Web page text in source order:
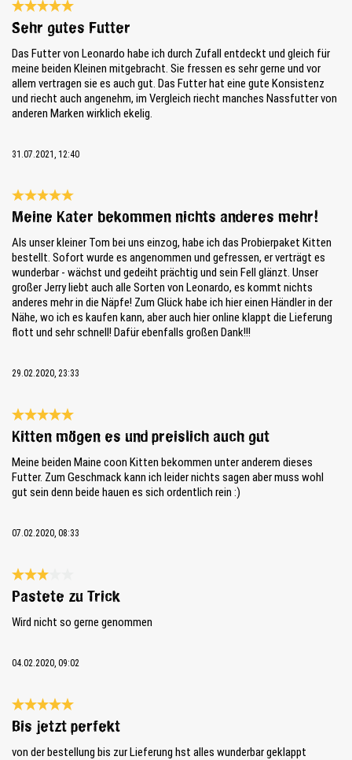
Reseña con calificación de 5 de 5 estrellas
Sehr gutes Futter
Das Futter von Leonardo habe ich durch Zufall entdeckt und gleich für
meine beiden Kleinen mitgebracht. Sie fressen es sehr gerne und vor
allem vertragen sie es auch gut. Das Futter hat eine gute Konsistenz
und riecht auch angenehm, im Vergleich riecht manches Nassfutter von
anderen Marken wirklich ekelig.
31.07.2021, 12:40
Reseña con calificación de 5 de 5 estrellas
Meine Kater bekommen nichts anderes mehr!
Als unser kleiner Tom bei uns einzog, habe ich das Probierpaket Kitten
bestellt. Sofort wurde es angenommen und gefressen, er verträgt es
wunderbar - wächst und gedeiht prächtig und sein Fell glänzt. Unser
großer Jerry liebt auch alle Sorten von Leonardo, es kommt nichts
anderes mehr in die Näpfe! Zum Glück habe ich hier einen Händler in der
Nähe, wo ich es kaufen kann, aber auch hier online klappt die Lieferung
flott und sehr schnell! Dafür ebenfalls großen Dank!!!
29.02.2020, 23:33
Reseña con calificación de 5 de 5 estrellas
Kitten mögen es und preislich auch gut
Meine beiden Maine coon Kitten bekommen unter anderem dieses
Futter. Zum Geschmack kann ich leider nichts sagen aber muss wohl
gut sein denn beide hauen es sich ordentlich rein :)
07.02.2020, 08:33
Reseña con calificación de 3 de 5 estrellas
Pastete zu Trick
Wird nicht so gerne genommen
04.02.2020, 09:02
Reseña con calificación de 5 de 5 estrellas
Bis jetzt perfekt
von der bestellung bis zur Lieferung hst alles wunderbar geklappt